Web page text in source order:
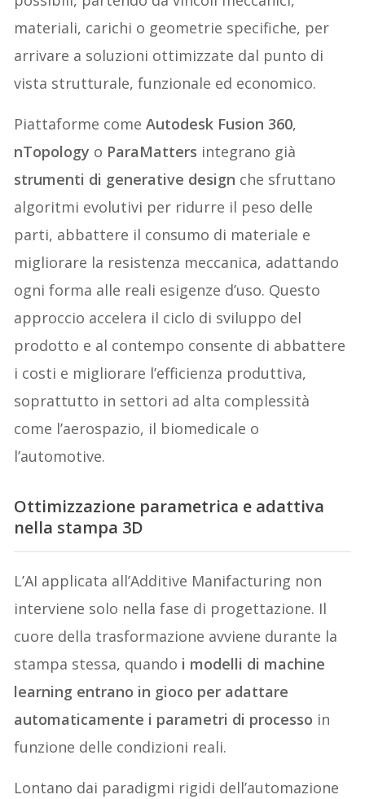
materiali, carichi o geometrie specifiche, per
arrivare a soluzioni ottimizzate dal punto di
vista strutturale, funzionale ed economico.
Piattaforme comeAutodesk Fusion 360,
nTopology o ParaMatters integrano già
strumenti di generative design che sfruttano
algoritmi evolutivi per ridurre il peso delle
parti, abbattere il consumo di materiale e
migliorare la resistenza meccanica, adattando
ogni forma alle reali esigenze d’uso. Questo
approccio accelera il ciclo di sviluppo del
prodotto e al contempo consente di abbattere
i costi e migliorare l’efficienza produttiva,
soprattutto in settori ad alta complessità
come l’aerospazio, il biomedicale o
l’automotive.
Ottimizzazione parametrica e adattiva
nella stampa 3D
L’AI applicata all’Additive Manifacturing non
interviene solo nella fase di progettazione. Il
cuore della trasformazione avviene durante la
stampa stessa, quando i modelli di machine
learning entrano in gioco per adattare
automaticamente i parametri di processo in
funzione delle condizioni reali.
Lontano dai paradigmi rigidi dell’automazione